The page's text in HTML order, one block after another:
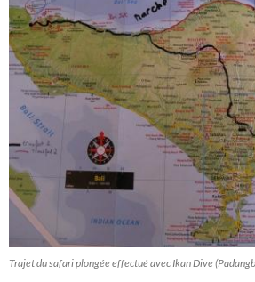
Trajet du safari plongée effectué avec Ikan Dive